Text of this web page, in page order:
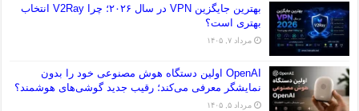
بهترین جایگزین VPN در سال ۲۰۲۶؛ چرا V2Ray انتخاب
بهتری است؟
مرداد ۷, ۱۴۰۵
OpenAI اولین دستگاه هوش مصنوعی خود را بدون
نمایشگر معرفی می‌کند؛ رقیب جدید گوشی‌های هوشمند؟
مرداد ۵, ۱۴۰۵